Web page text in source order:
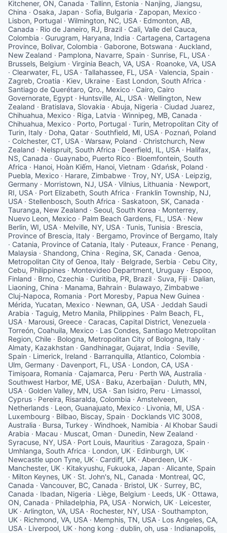
Kitchener, ON, Canada · Tallinn, Estonia · Nanjing, Jiangsu,
China · Osaka, Japan · Sofia, Bulgaria · Zapopan, Mexico ·
Lisbon, Portugal · Wilmington, NC, USA · Edmonton, AB,
Canada · Rio de Janeiro, RJ, Brazil · Cali, Valle del Cauca,
Colombia · Gurugram, Haryana, India · Cartagena, Cartagena
Province, Bolivar, Colombia · Gaborone, Botswana · Auckland,
New Zealand · Pamplona, Navarre, Spain · Sunrise, FL, USA ·
Brussels, Belgium · Virginia Beach, VA, USA · Roanoke, VA, USA
· Clearwater, FL, USA · Tallahassee, FL, USA · Valencia, Spain ·
Zagreb, Croatia · Kiev, Ukraine · East London, South Africa ·
Santiago de Querétaro, Qro., Mexico · Cairo, Cairo
Governorate, Egypt · Huntsville, AL, USA · Wellington, New
Zealand · Bratislava, Slovakia · Abuja, Nigeria · Ciudad Juarez,
Chihuahua, Mexico · Riga, Latvia · Winnipeg, MB, Canada ·
Chihuahua, Mexico · Porto, Portugal · Turin, Metropolitan City of
Turin, Italy · Doha, Qatar · Southfield, MI, USA · Poznań, Poland
· Colchester, CT, USA · Warsaw, Poland · Christchurch, New
Zealand · Nelspruit, South Africa · Deerfield, IL, USA · Halifax,
NS, Canada · Guaynabo, Puerto Rico · Bloemfontein, South
Africa · Hanoi, Hoàn Kiếm, Hanoi, Vietnam · Gdańsk, Poland ·
Puebla, Mexico · Harare, Zimbabwe · Troy, NY, USA · Leipzig,
Germany · Morristown, NJ, USA · Vilnius, Lithuania · Newport,
RI, USA · Port Elizabeth, South Africa · Franklin Township, NJ,
USA · Stellenbosch, South Africa · Saskatoon, SK, Canada ·
Tauranga, New Zealand · Seoul, South Korea · Monterrey,
Nuevo Leon, Mexico · Palm Beach Gardens, FL, USA · New
Berlin, WI, USA · Melville, NY, USA · Tunis, Tunisia · Brescia,
Province of Brescia, Italy · Bergamo, Province of Bergamo, Italy
· Catania, Province of Catania, Italy · Puteaux, France · Penang,
Malaysia · Shandong, China · Regina, SK, Canada · Genoa,
Metropolitan City of Genoa, Italy · Belgrade, Serbia · Cebu City,
Cebu, Philippines · Montevideo Department, Uruguay · Espoo,
Finland · Brno, Czechia · Curitiba, PR, Brazil · Suva, Fiji · Dalian,
Liaoning, China · Manama, Bahrain · Bulawayo, Zimbabwe ·
Cluj-Napoca, Romania · Port Moresby, Papua New Guinea ·
Mérida, Yucatan, Mexico · Newnan, GA, USA · Jeddah Saudi
Arabia · Taguig, Metro Manila, Philippines · Palm Beach, FL,
USA · Marousi, Greece · Caracas, Capital District, Venezuela ·
Torreón, Coahuila, Mexico · Las Condes, Santiago Metropolitan
Region, Chile · Bologna, Metropolitan City of Bologna, Italy ·
Almaty, Kazakhstan · Gandhinagar, Gujarat, India · Seville,
Spain · Limerick, Ireland · Barranquilla, Atlantico, Colombia ·
Ulm, Germany · Davenport, FL, USA · London, CA, USA ·
Timișoara, Romania · Cajamarca, Peru · Perth WA, Australia ·
Southwest Harbor, ME, USA · Baku, Azerbaijan · Duluth, MN,
USA · Golden Valley, MN, USA · San Isidro, Peru · Limassol,
Cyprus · Pereira, Risaralda, Colombia · Amstelveen,
Netherlands · Leon, Guanajuato, Mexico · Livonia, MI, USA ·
Luxembourg · Bilbao, Biscay, Spain · Docklands VIC 3008,
Australia · Bursa, Turkey · Windhoek, Namibia · Al Khobar Saudi
Arabia · Macau · Muscat, Oman · Dunedin, New Zealand ·
Syracuse, NY, USA · Port Louis, Mauritius · Zaragoza, Spain ·
Umhlanga, South Africa · London, UK · Edinburgh, UK ·
Newcastle upon Tyne, UK · Cardiff, UK · Aberdeen, UK ·
Manchester, UK · Kitakyushu, Fukuoka, Japan · Alicante, Spain
· Milton Keynes, UK · St. John's, NL, Canada · Montreal, QC,
Canada · Vancouver, BC, Canada · Bristol, UK · Surrey, BC,
Canada · Ibadan, Nigeria · Liège, Belgium · Leeds, UK · Ottawa,
ON, Canada · Philadelphia, PA, USA · Norwich, UK · Leicester,
UK · Arlington, VA, USA · Rochester, NY, USA · Southampton,
UK · Richmond, VA, USA · Memphis, TN, USA · Los Angeles, CA,
USA · Liverpool, UK · hong kong · dublin, oh, usa · Indianapolis,